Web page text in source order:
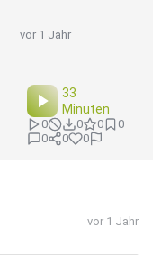
vor 1 Jahr
33
Minuten
0 0 0
0
0
0 0
vor 1 Jahr